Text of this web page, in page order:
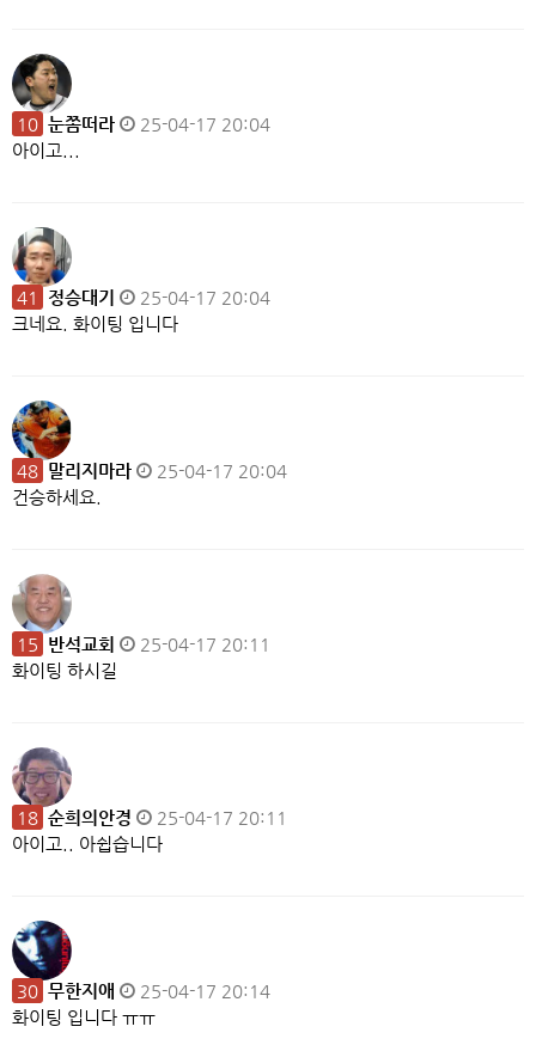
10 눈쫌떠라
25-04-17 20:04
아이고...
41 정승대기
25-04-17 20:04
크네요. 화이팅 입니다
48 말리지마라
25-04-17 20:04
건승하세요.
15 반석교회
25-04-17 20:11
화이팅 하시길
18 순희의안경
25-04-17 20:11
아이고.. 아쉽습니다
30 무한지애
25-04-17 20:14
화이팅 입니다 ㅠㅠ